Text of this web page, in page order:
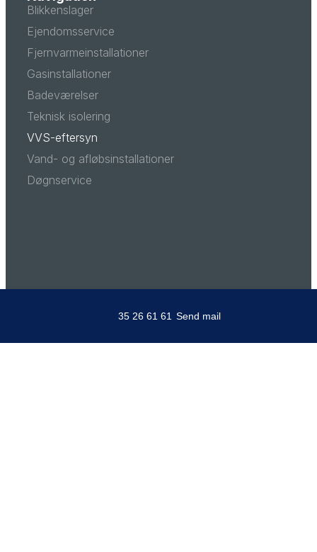
Blikkenslager
Ejendomsservice
Fjernvarmeinstallationer
Gasinstallationer
Badeværelser
Teknisk isolering
VVS-eftersyn
Vand- og afløbsinstallationer
Døgnservice
stolthed. Vi betjener private, virksomheder og
35 26 61 61 Send mail